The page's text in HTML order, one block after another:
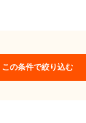
この条件で絞り込む